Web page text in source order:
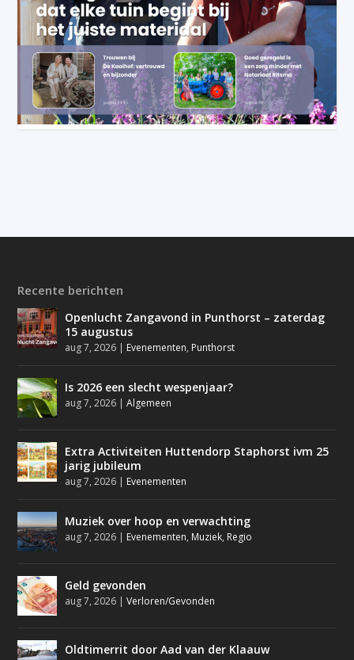
Recente berichten
Openlucht Zangavond in Punthorst – zaterdag
15 augustus
aug 7, 2026 | Evenementen, Punthorst
Is 2026 een slecht wespenjaar?
aug 7, 2026 |Algemeen
Extra Activiteiten Huttendorp Staphorst ivm 25
jarig jubileum
aug 7, 2026 | Evenementen
Muziek over hoop en verwachting
aug 7, 2026 | Evenementen, Muziek, Regio
Geld gevonden
aug 7, 2026 |Verloren/Gevonden
Oldtimerrit door Aad van der Klaauw